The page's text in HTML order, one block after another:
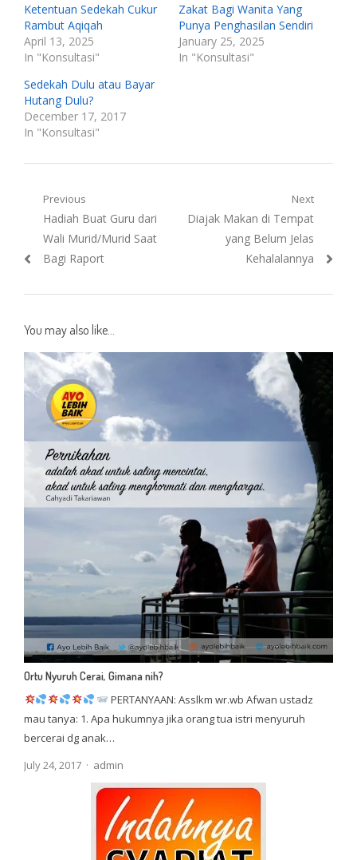
Ketentuan Sedekah Cukur
Rambut Aqiqah
April 13, 2025
In "Konsultasi"
Zakat Bagi Wanita Yang
Punya Penghasilan Sendiri
January 25, 2025
In "Konsultasi"
Sedekah Dulu atau Bayar
Hutang Dulu?
December 17, 2017
In "Konsultasi"
Post
navigation
Previous
Previous
post:
Hadiah Buat Guru dari
Wali Murid/Murid Saat
Bagi Raport
Next
Next
Diajak Makan di Tempat
yang Belum Jelas
Kehalalannya
You may also like...
Ortu Nyuruh Cerai, Gimana nih?
PERTANYAAN: Asslkm wr.wb Afwan ustadz
mau tanya: 1. Apa hukumnya jika orang tua istri menyuruh
bercerai dg anak…
July 24, 2017
Author
admin